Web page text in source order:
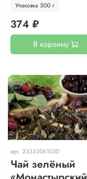
Упаковка 500 г
374 ₽
В корзину
арт. 23333061030
Чай зелёный